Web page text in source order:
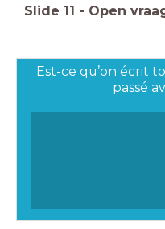
Slide 11 - Open
Est-ce qu’on écrit
passé